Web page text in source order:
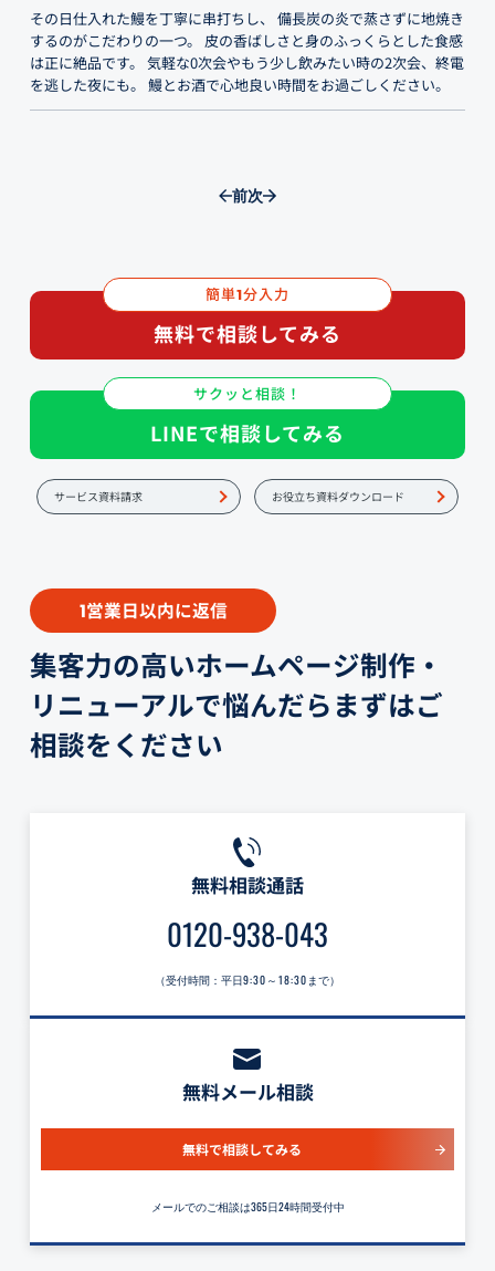
その日仕入れた鰻を丁寧に串打ちし、 備長炭の炎で蒸さずに地焼き
するのがこだわりの一つ。 皮の香ばしさと身のふっくらとした食感
は正に絶品です。 気軽な0次会やもう少し飲みたい時の2次会、終電
を逃した夜にも。 鰻とお酒で心地良い時間をお過ごしください。
前次
簡単1分入力
無料で相談してみる
サクッと相談！
LINEで相談してみる
サービス資料請求 お役立ち資料ダウンロード
1営業日以内に返信
集客力の高いホームページ制作・
リニューアルで悩んだらまずはご
相談をください
無料相談通話
0120-938-043
（受付時間：平日9:30～18:30 まで）
無料メール相談
無料で相談してみる
メールでのご相談は365日24時間受付中